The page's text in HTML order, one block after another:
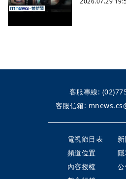
客服專線:
客服信箱:
電視節目表
頻道位置
內容授權